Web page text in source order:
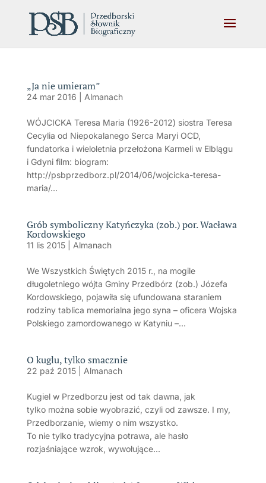
„Ja nie umieram”
24 mar 2016 Almanach
WÓJCICKA Teresa Maria (1926-2012) siostra Teresa
Cecylia od Niepokalanego Serca Maryi OCD,
fundatorka i wieloletnia przełożona Karmeli w Elblągu
i Gdyni film: biogram:
http://psbprzedborz.pl/2014/06/wojcicka-teresa-
maria/...
Grób symboliczny Katyńczyka (zob.) por. Wacława
Kordowskiego
11 lis 2015| Almanach
We Wszystkich Świętych 2015 r., na mogile
długoletniego wójta Gminy Przedbórz (zob.) Józefa
Kordowskiego, pojawiła się ufundowana staraniem
rodziny tablica memorialna jego syna – oficera Wojska
Polskiego zamordowanego w Katyniu –...
O kuglu, tylko smacznie
22 paź 2015| Almanach
Kugiel w Przedborzu jest od tak dawna, jak
tylko można sobie wyobrazić, czyli od zawsze. I my,
Przedborzanie, wiemy o nim wszystko.
To nie tylko tradycyjna potrawa, ale hasło
rozjaśniające wzrok, wywołujące...